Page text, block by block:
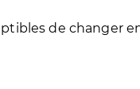
de changer